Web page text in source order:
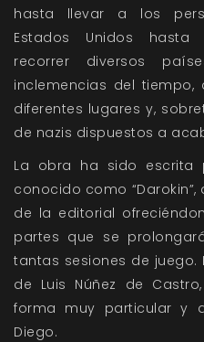
hasta llevar a los
Estados Unidos hasta
recorrer diversos
inclemencias del
diferentes lugares y,
de nazis dispuestos a
La obra ha sido escrita
conocido como
de la editorial
partes que se
tantas sesiones de
de Luis Núñez de
forma muy particular y
Diego.